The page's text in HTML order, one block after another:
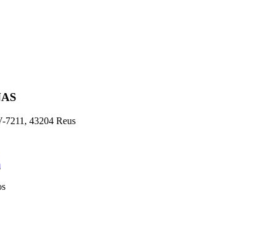
7211, 43204 Reus